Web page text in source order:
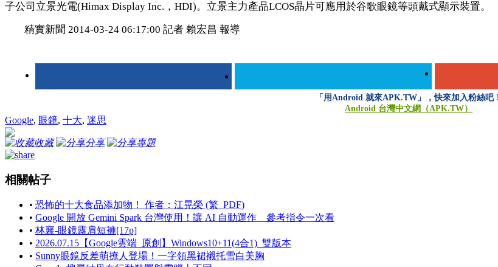
子公司立景光電(Himax Display Inc.，HDI)。立景主力產品LCOS晶片可應用於谷歌眼鏡等頭戴式顯示裝置。
精實新聞 2014-03-24 06:17:00 記者 賴宏昌 報導
「用Android 就來APK.TW」，快來加入粉絲吧
Android 台灣中文網（APK.TW）
Google, 眼鏡, 十大, 迷思
收藏 分享 專題
相關帖子
• 恐怖的十大食品添加物！ 作者：江晃榮 (繁_PDF)
• Google 開放 Gemini Spark 台灣使用！讓 AI 自動運作 參考指令一次看
• 林襄-眼鏡露肩短褲[17p]
• 2026.07.15【Google雲端_原創】Windows10+11(4合1)_雙版本
• Sunny眼鏡反差萌撩人登場！一字領黑裙襯托雪白美胸